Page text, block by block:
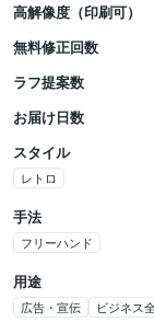
高解像度（印刷可）
無料修正回数
ラフ提案数
お届け日数
スタイル
レトロ
手法
フリーハンド
用途
広告・宣伝 ビジネス